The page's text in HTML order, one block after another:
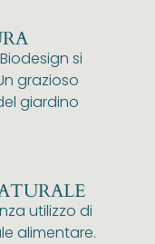
si
grazioso
giardino
utilizzo di
alimentare.